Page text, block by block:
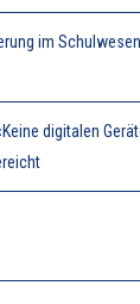
im
digitalen